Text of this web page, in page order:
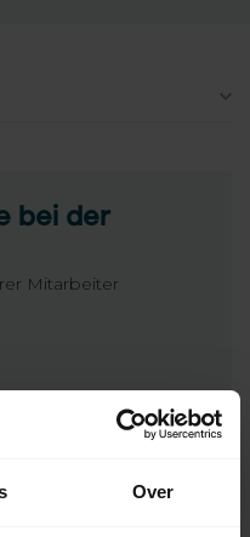
Over
bei der
Mitarbeiter